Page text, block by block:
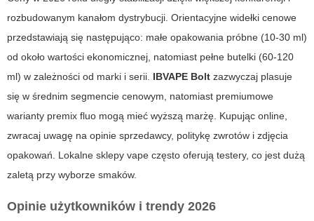
rozbudowanym kanałom dystrybucji. Orientacyjne widełki cenowe
przedstawiają się następująco: małe opakowania próbne (10-30 ml)
od około wartości ekonomicznej, natomiast pełne butelki (60-120
ml) w zależności od marki i serii. IBVAPE Bolt zazwyczaj plasuje
się w średnim segmencie cenowym, natomiast premiumowe
warianty premix fluo mogą mieć wyższą marżę. Kupując online,
zwracaj uwagę na opinie sprzedawcy, politykę zwrotów i zdjęcia
opakowań. Lokalne sklepy vape często oferują testery, co jest dużą
zaletą przy wyborze smaków.
Opinie użytkowników i trendy 2026